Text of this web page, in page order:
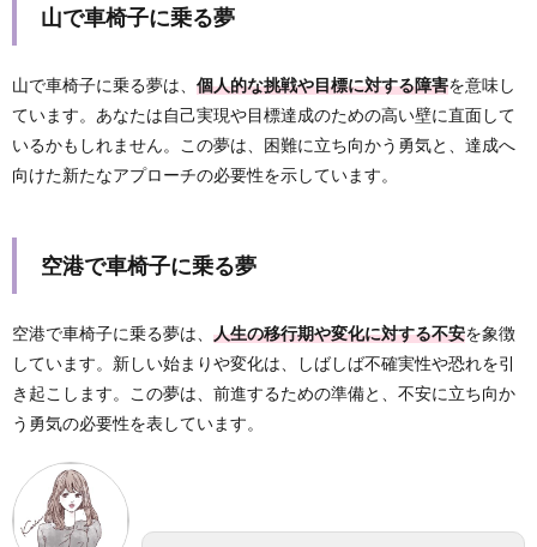
山で車椅子に乗る夢
山で車椅子に乗る夢は、 個人的な挑戦や目標に対する障害を意味し
ています。あなたは自己実現や目標達成のための高い壁に直面して
いるかもしれません。この夢は、困難に立ち向かう勇気と、達成へ
向けた新たなアプローチの必要性を示しています。
空港で車椅子に乗る夢
空港で車椅子に乗る夢は、 人生の移行期や変化に対する不安を象徴
しています。新しい始まりや変化は、しばしば不確実性や恐れを引
き起こします。この夢は、前進するための準備と、不安に立ち向か
う勇気の必要性を表しています。